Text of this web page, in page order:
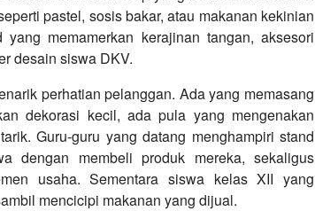
pastel, sosis bakar, atau makanan kekinian
memamerkan kerajinan tangan, aksesori
desain siswa DKV.
perhatian pelanggan. Ada yang memasang
dekorasi kecil, ada pula yang mengenakan
Guru-guru yang datang menghampiri stand
dengan membeli produk mereka, sekaligus
usaha. Sementara siswa kelas XII yang
mencicipi makanan yang dijual.